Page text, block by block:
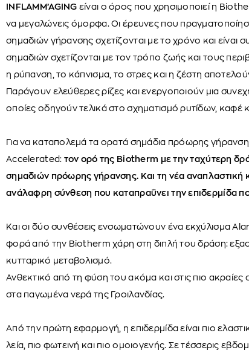
INFLAMM’AGING είναι ο όρος που χρησιμοποιεί η
να μεγαλώνεις όμορφα. Οι έρευνες που
σημαδιών γήρανσης σχετίζονται με το χρόνο και
σημαδιών σχετίζονται με τον τρόπο ζωής και τους
η ρύπανση, το κάπνισμα, το στρες και η ζέστη
Παράγουν ελεύθερες ρίζες και ενεργοποιούν μια
οποίες οδηγούν τελικά στο σχηματισμό ρυτίδων, καφέ
Για να καταπολεμά τα ορατά σημάδια πρόωρης
Accelerated: τον ορό της Biotherm με την ταχύτερη
σημαδιών πρόωρης γήρανσης. Και τη νέα
ανάλαφρη σύνθεση που καταπραΰνει την επιδερμίδα
Και οι δύο συνθέσεις ενσωματώνουν ένα εκχύλισμα
φορά από την Biotherm χάρη στη διπλή του δράση:
κυτταρικό μεταβολισμό.
Ανθεκτικό από τη φύση του ακόμα και στις πιο
στα παγωμένα νερά της Γροιλανδίας.
Από την πρώτη εφαρμογή, η επιδερμίδα είναι πιο
λεία, πιο φωτεινή και πιο ομοιογενής. Σε τέσσερις